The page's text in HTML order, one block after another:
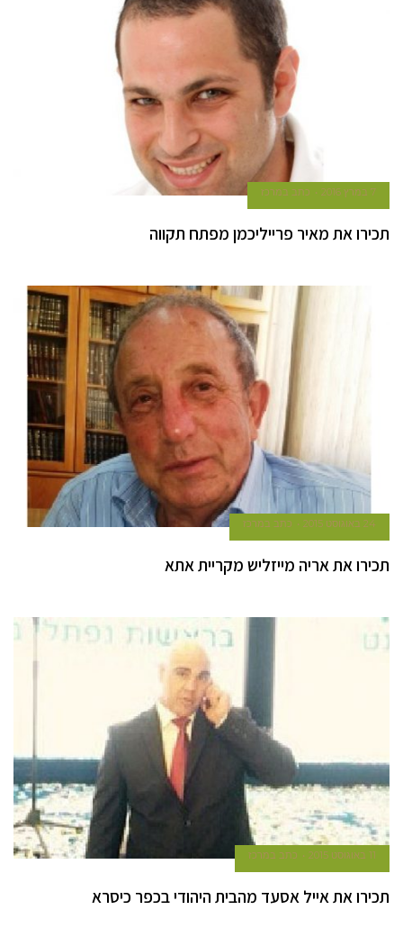
7 במרץ 2016 כתב במרכז
תכירו את מאיר פרייליכמן מפתח תקווה
24 באוגוסט 2015 כתב במרכז
תכירו את אריה מייזליש מקריית אתא
11 באוגוסט 2015 כתב במרכז
תכירו את אייל אסעד מהבית היהודי בכפר כיסרא